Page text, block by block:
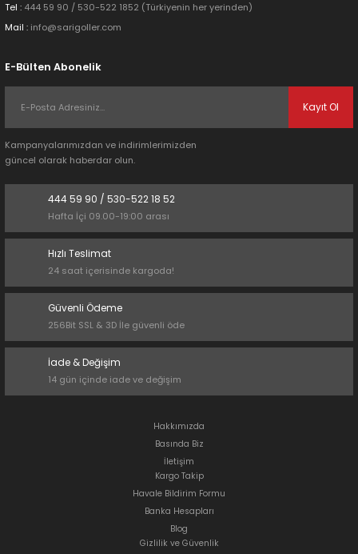
Tel : 444 59 90 / 530-522 1852 (Türkiyenin her yerinden)
Mail : info@sarigoller.com
E-Bülten Abonelik
Kayıt Ol
Kampanyalarımızdan ve indirimlerimizden
güncel olarak haberdar olun.
444 59 90 / 530-522 18 52
Hafta İçi 09.00-19:00 arası
Hızlı Teslimat
24 saat içerisinde kargoda!
Güvenli Ödeme
256Bit SSL & 3D İle güvenli öde
İade & Değişim
14 gün içinde iade ve değişim
Hakkımızda
Basında Biz
İletişim
Kargo Takip
Havale Bildirim Formu
Banka Hesapları
Blog
Gizlilik ve Güvenlik